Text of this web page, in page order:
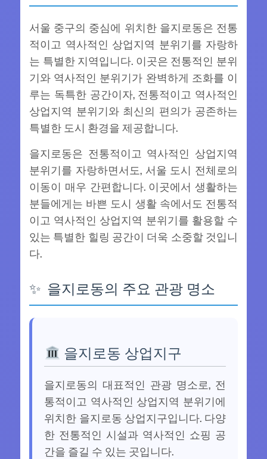
서울 중구의 중심에 위치한 을지로동은 전통
적이고 역사적인 상업지역 분위기를 자랑하
는 특별한 지역입니다. 이곳은 전통적인 분위
기와 역사적인 분위기가 완벽하게 조화를 이
루는 독특한 공간이자, 전통적이고 역사적인
상업지역 분위기와 최신의 편의가 공존하는
특별한 도시 환경을 제공합니다.
을지로동은 전통적이고 역사적인 상업지역
분위기를 자랑하면서도, 서울 도시 전체로의
이동이 매우 간편합니다. 이곳에서 생활하는
분들에게는 바쁜 도시 생활 속에서도 전통적
이고 역사적인 상업지역 분위기를 활용할 수
있는 특별한 힐링 공간이 더욱 소중할 것입니
다.
을지로동의 주요 관광 명소
을지로동 상업지구
을지로동의 대표적인 관광 명소로, 전
통적이고 역사적인 상업지역 분위기에
위치한 을지로동 상업지구입니다. 다양
한 전통적인 시설과 역사적인 쇼핑 공
간을 즐길 수 있는 곳입니다.